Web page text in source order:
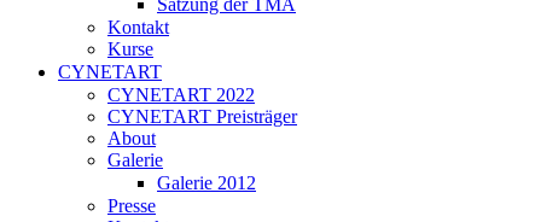
Kontakt
Kurse
CYNETART
CYNETART 2022
CYNETART Preisträger
About
Galerie
Galerie 2012
Presse